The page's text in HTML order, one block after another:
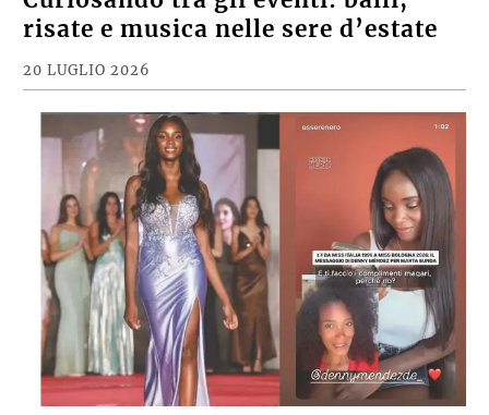
risate e musica nelle sere d’estate
20 LUGLIO 2026